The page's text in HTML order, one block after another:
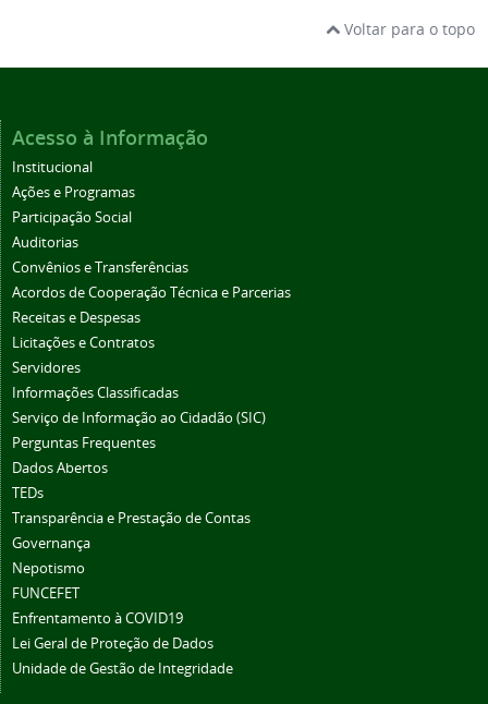
Voltar para o topo
Acesso à Informação
Institucional
Ações e Programas
Participação Social
Auditorias
Convênios e Transferências
Acordos de Cooperação Técnica e Parcerias
Receitas e Despesas
Licitações e Contratos
Servidores
Informações Classificadas
Serviço de Informação ao Cidadão (SIC)
Perguntas Frequentes
Dados Abertos
TEDs
Transparência e Prestação de Contas
Governança
Nepotismo
FUNCEFET
Enfrentamento à COVID19
Lei Geral de Proteção de Dados
Unidade de Gestão de Integridade